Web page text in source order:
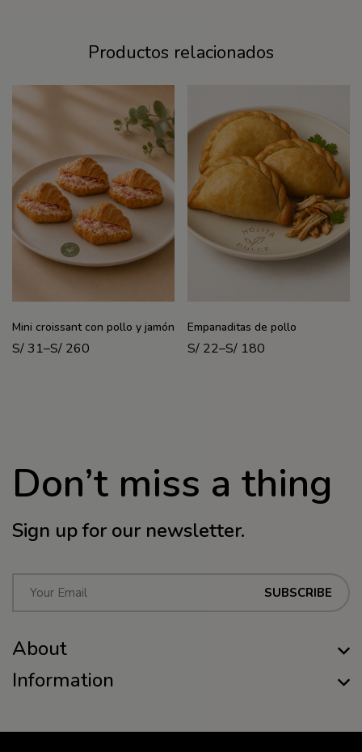
Productos relacionados
Mini croissant con pollo y jamón
S/31–S/ 260
Empanaditas de pollo
S/ 22–S/ 180
Don’t miss a thing
Sign up for our newsletter.
i
l
SUBSCRIBE
About
Information